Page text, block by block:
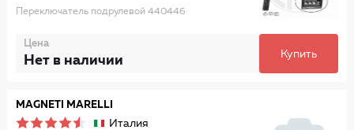
Переключатель подрулевой 440446
Цена
Нет в наличии Купить
MAGNETI MARELLI
Италия